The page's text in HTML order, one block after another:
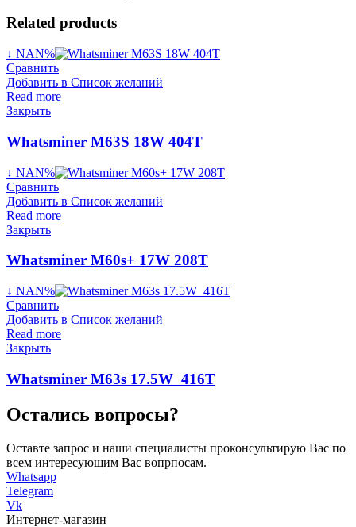
Related products
↓ NAN%
Сравнить
Добавить в Список желаний
Read more
Закрыть
Whatsminer M63S 18W 404T
↓ NAN%
Сравнить
Добавить в Список желаний
Read more
Закрыть
Whatsminer M60s+ 17W 208T
↓ NAN%
Сравнить
Добавить в Список желаний
Read more
Закрыть
Whatsminer M63s 17.5W 416T
Остались вопросы?
Оставте запрос и наши специалисты проконсультирую Вас по
всем интересующим Вас вопрпосам.
Whatsapp
Telegram
Vk
Интернет-магазин